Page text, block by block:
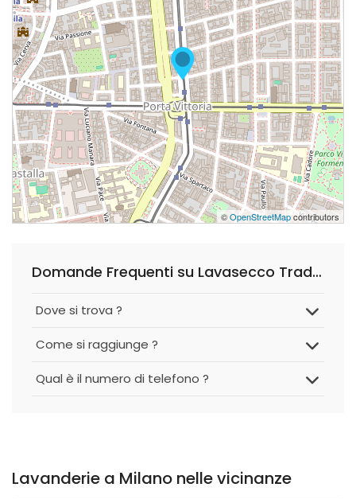
©OpenStreetMapcontributors
Domande Frequenti su Lavasecco Tradizionale di Maria D Errico
Dove si trova ?
Come si raggiunge ?
Qual è il numero di telefono ?
Lavanderie a Milano nelle vicinanze